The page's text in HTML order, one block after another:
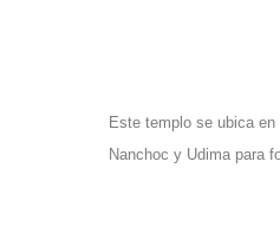
Este templo se ubica
Nanchoc y Udima para